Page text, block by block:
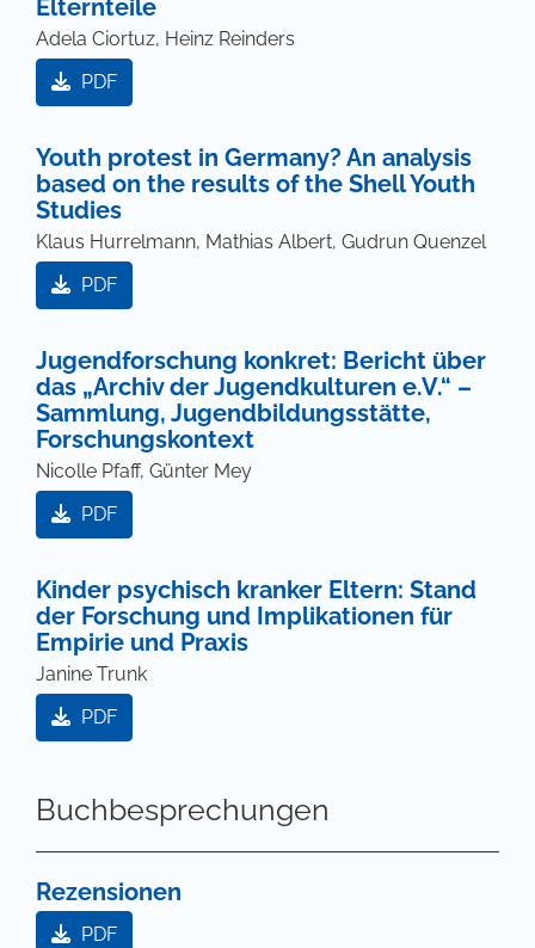
Elternteile
Adela Ciortuz, Heinz Reinders
PDF
Youth protest in Germany? An analysis
based on the results of the Shell Youth
Studies
Klaus Hurrelmann, Mathias Albert, Gudrun Quenzel
PDF
Jugendforschung konkret: Bericht über
das „Archiv der Jugendkulturen e.V.“ –
Sammlung, Jugendbildungsstätte,
Forschungskontext
Nicolle Pfaff, Günter Mey
PDF
Kinder psychisch kranker Eltern: Stand
der Forschung und Implikationen für
Empirie und Praxis
Janine Trunk
PDF
Buchbesprechungen
Rezensionen
PDF